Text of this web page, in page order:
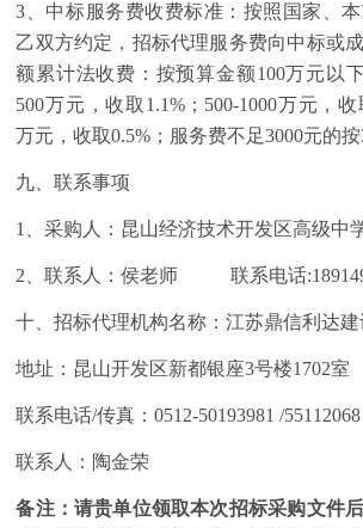
3、中标服务费收费标准：按照国家、
乙双方约定，招标代理服务费向中标或
额累计法收费：按预算金额100万元以
500万元，收取1.1%；500-1000万元，收
万元，收取0.5%；服务费不足3000元的按
九、联系事项
1、采购人：昆山经济技术开发区高级中
2、联系人：侯老师 联系电话
十、招标代理机构名称：江苏鼎信利达建
地址：昆山开发区新都银座3号楼1702室
联系电话/传真：0512-50193981 /
联系人：陶金荣
备注：请贵单位领取本次招标采购文件